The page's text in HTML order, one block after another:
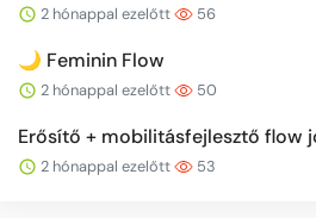
2 hónappal ezelőtt 56
🌙 Feminin Flow
2 hónappal ezelőtt 50
Erősítő + mobilitásfejlesztő flow
2 hónappal ezelőtt 53